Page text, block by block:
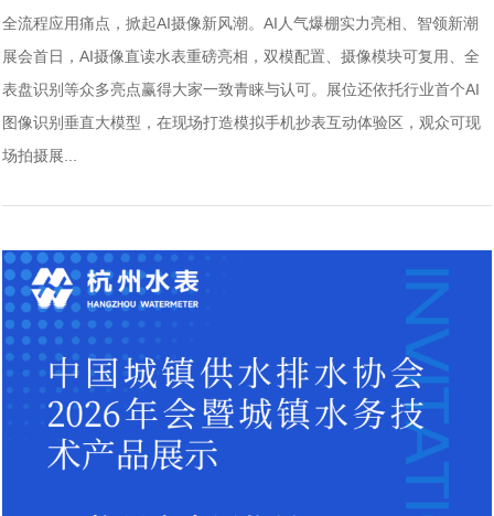
全流程应用痛点，掀起AI摄像新风潮。AI人气爆棚实力亮相、智领新潮
展会首日，AI摄像直读水表重磅亮相，双模配置、摄像模块可复用、全
表盘识别等众多亮点赢得大家一致青睐与认可。展位还依托行业首个AI
图像识别垂直大模型，在现场打造模拟手机抄表互动体验区，观众可现
场拍摄展...